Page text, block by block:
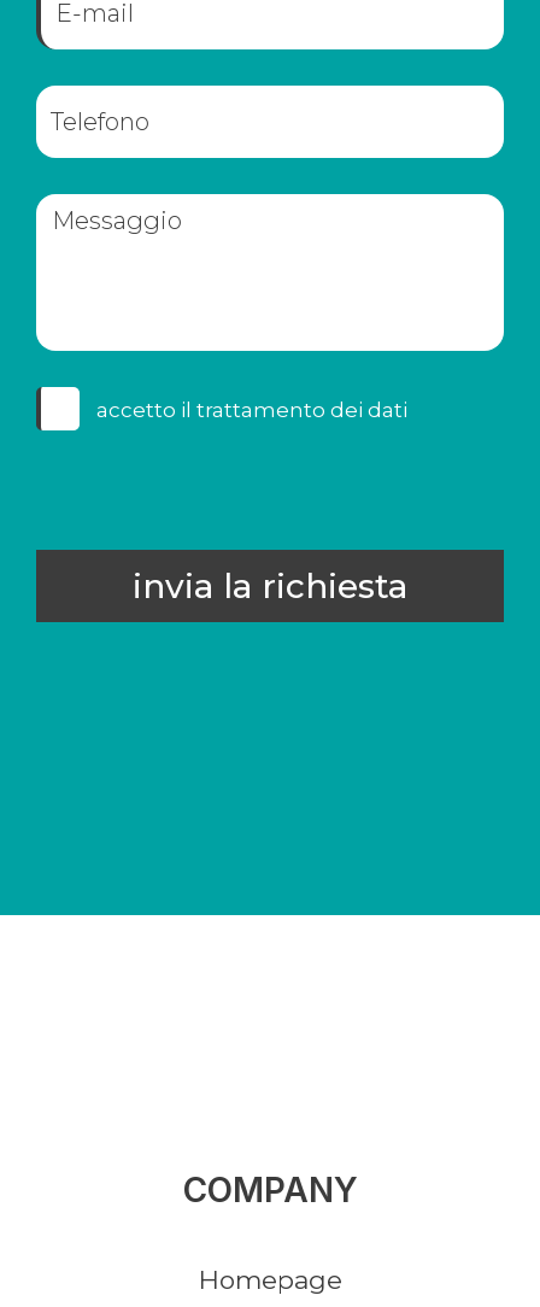
accetto il trattamento dei dati
invia la richiesta
COMPANY
Homepage